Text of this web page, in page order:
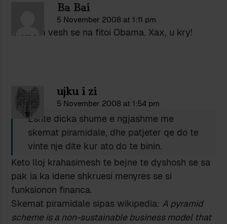
Ba Bai
5 November 2008 at 1:11 pm
Muarëm vesh se na fitoi Obama. Xax, u kry!
ujku i zi
5 November 2008 at 1:54 pm
Eshte dicka shume e ngjashme me
skemat piramidale, dhe patjeter qe do te
vinte nje dite kur ato do te binin.
Keto lloj krahasimesh te bejne te dyshosh se sa
pak ia ka idene shkruesi menyres se si
funksionon financa.
Skemat piramidale sipas wikipedia: A pyramid
scheme is a non-sustainable business model that